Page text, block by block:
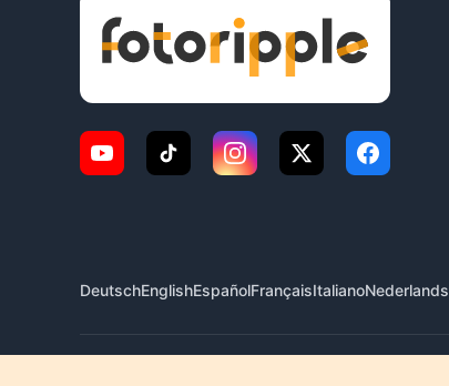
DeutschEnglishEspañolFrançaisItalianoNederlands